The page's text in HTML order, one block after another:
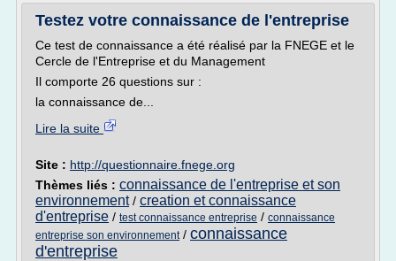
Testez votre connaissance de l'entreprise
Ce test de connaissance a été réalisé par la FNEGE et le
Cercle de l'Entreprise et du Management
Il comporte 26 questions sur :
la connaissance de...
Lire la suite
Site : http://questionnaire.fnege.org
Thèmes liés : connaissance de l'entreprise et son
environnement/ creation et connaissance
d'entreprise / test connaissance entreprise / connaissance
entreprise son environnement/ connaissance
d'entreprise